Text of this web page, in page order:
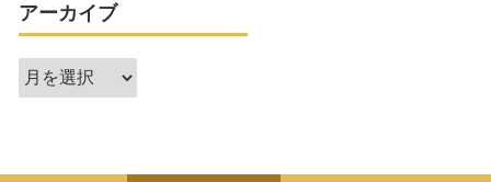
アーカイブ
ア
ー
ブ